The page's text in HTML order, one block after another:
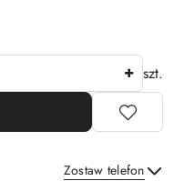
szt.
Zostaw telefon